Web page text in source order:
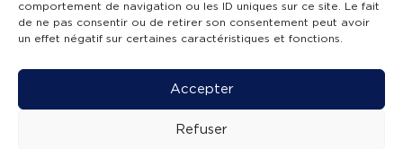
comportement de navigation ou les ID uniques sur ce site. Le fait
de ne pas consentir ou de retirer son consentement peut avoir
un effet négatif sur certaines caractéristiques et fonctions.
Accepter
Refuser
SUIVEZ-NOUS !
Mentions légales -Accessibilité